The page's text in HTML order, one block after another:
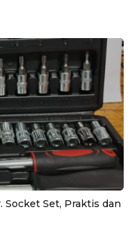
Socket Set, Praktis dan